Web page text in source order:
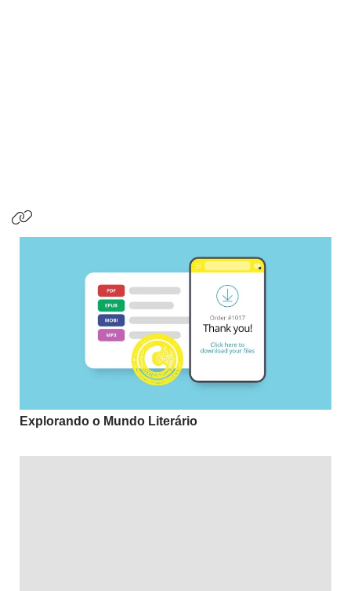
Explorando o Mundo Literário